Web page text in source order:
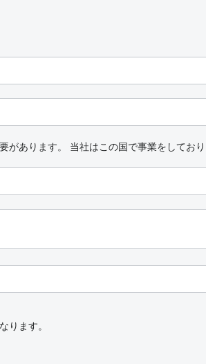
があります。 当社はこの国で事業をしてお
ります。